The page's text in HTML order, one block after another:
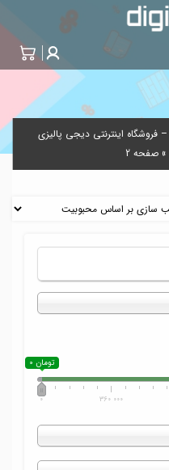
»صفحه 2
0 تومان
0 360 000